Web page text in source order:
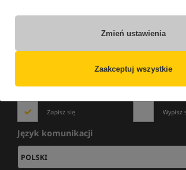
Zmień ustawienia
Zaakceptuj wszystkie
WYPRZEDAŻE»
Zapisz się do newslettera i bądź na bieżącoz
Zapisz się Wypisz
Język komunikacji